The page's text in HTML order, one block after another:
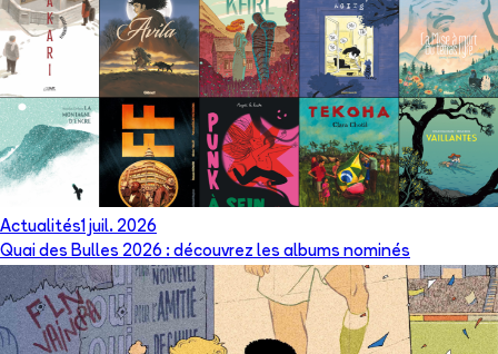
Actualités1 juil. 2026
Quai des Bulles 2026 : découvrez les albums nominés